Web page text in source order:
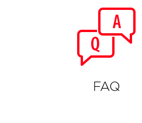
FAQ